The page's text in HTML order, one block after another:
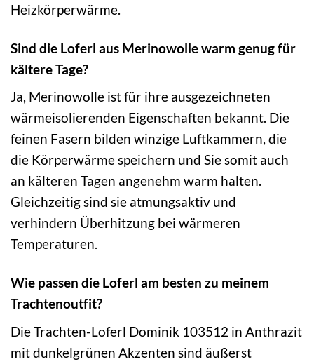
Heizkörperwärme.
Sind die Loferl aus Merinowolle warm genug für
kältere Tage?
Ja, Merinowolle ist für ihre ausgezeichneten
wärmeisolierenden Eigenschaften bekannt. Die
feinen Fasern bilden winzige Luftkammern, die
die Körperwärme speichern und Sie somit auch
an kälteren Tagen angenehm warm halten.
Gleichzeitig sind sie atmungsaktiv und
verhindern Überhitzung bei wärmeren
Temperaturen.
Wie passen die Loferl am besten zu meinem
Trachtenoutfit?
Die Trachten-Loferl Dominik 103512 in Anthrazit
mit dunkelgrünen Akzenten sind äußerst